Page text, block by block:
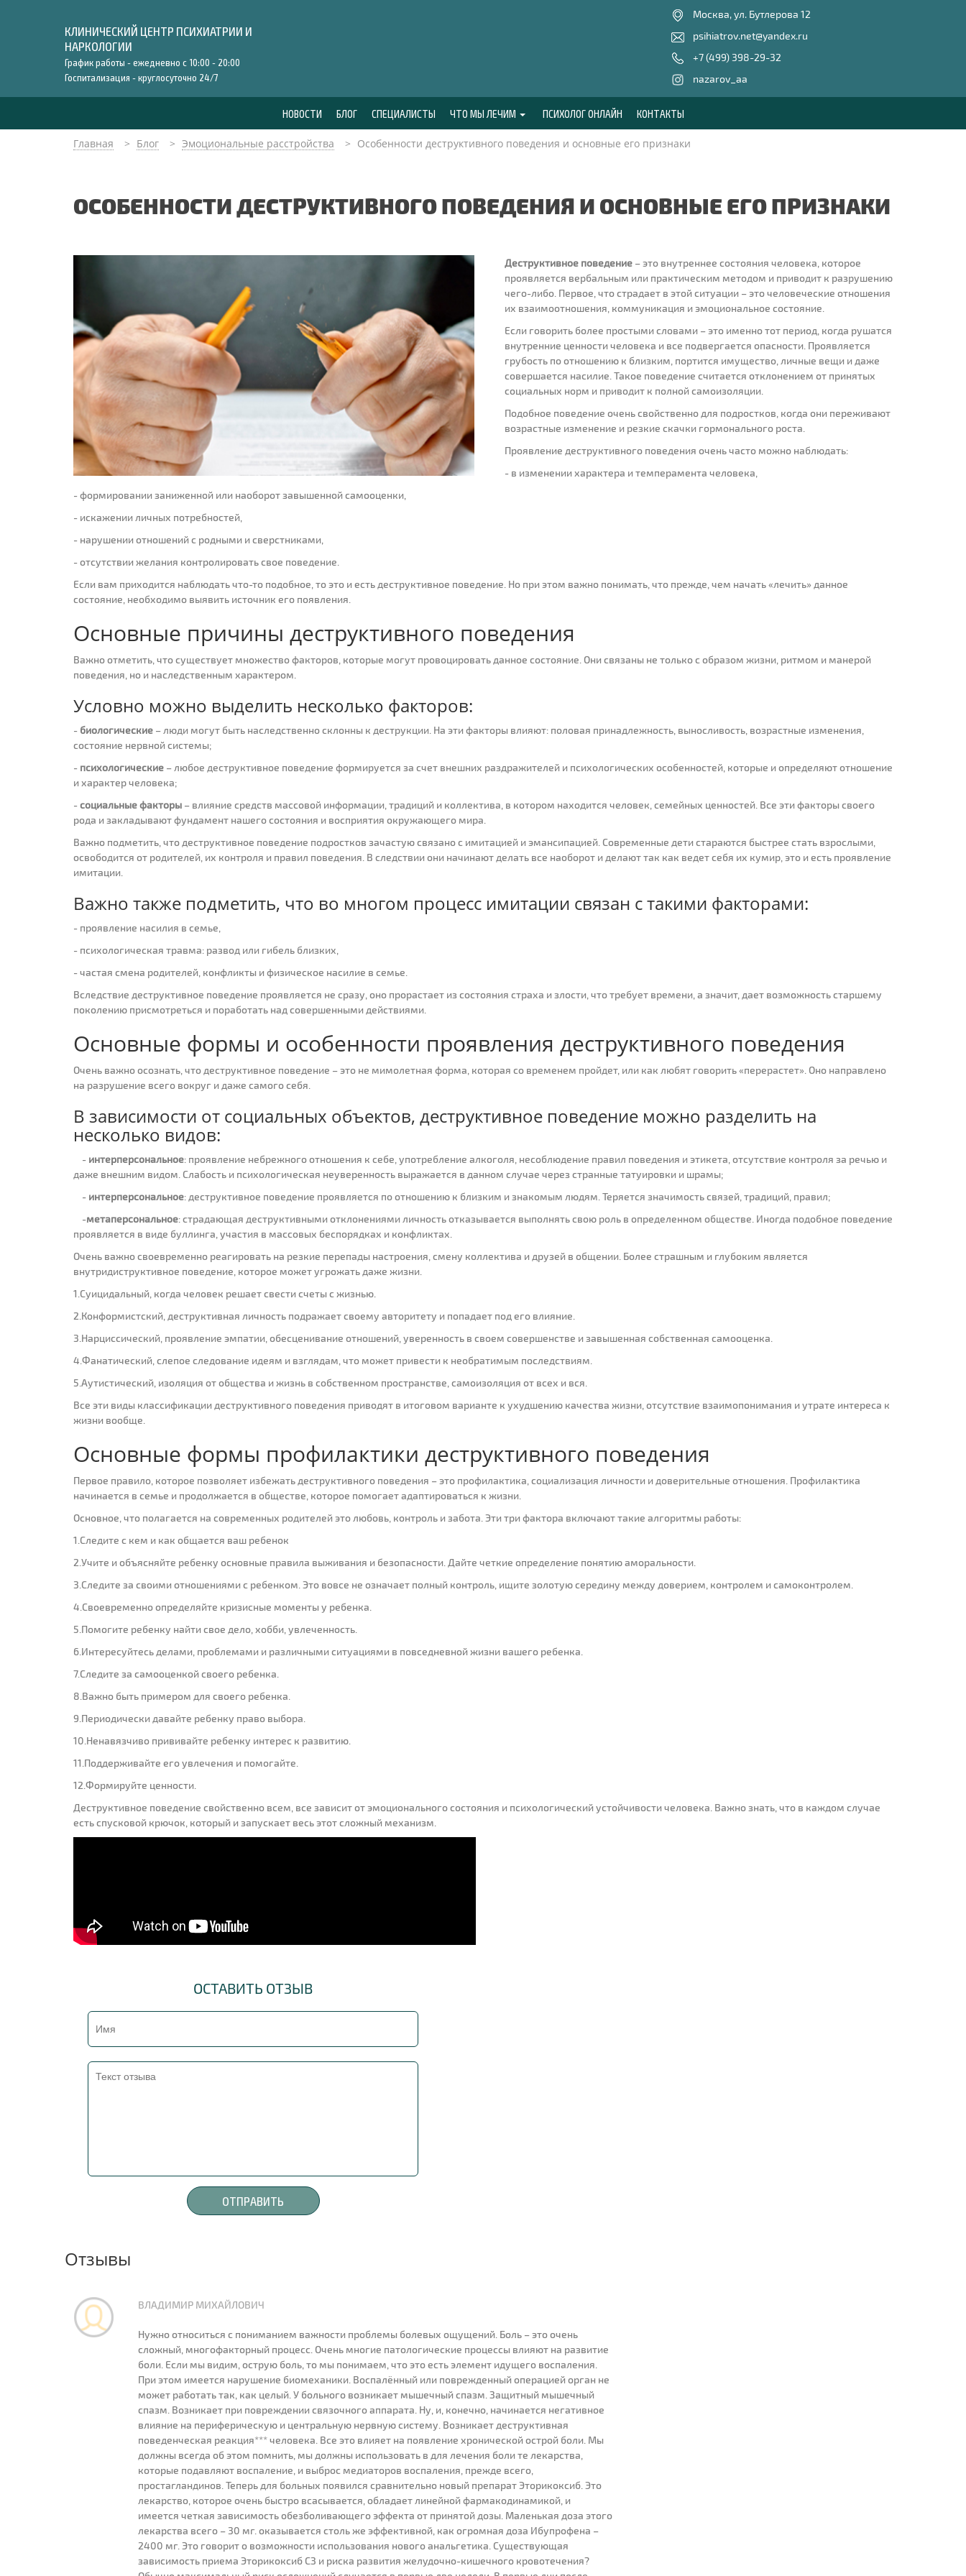
КЛИНИЧЕСКИЙ ЦЕНТР ПСИХИАТРИИ И
НАРКОЛОГИИ
График работы - ежедневно c 10:00 - 20:00
Госпитализация - круглосуточно 24/7
Москва, ул. Бутлерова 12
psihiatrov.net@yandex.ru
+7 (499) 398-29-32
nazarov_aa
НОВОСТИ БЛОГ СПЕЦИАЛИСТЫ ЧТО МЫ ЛЕЧИМ ПСИХОЛОГ ОНЛАЙН КОНТАКТЫ
Главная Блог Эмоциональные расстройства Особенности деструктивного поведения и основные его признаки
ОСОБЕННОСТИ ДЕСТРУКТИВНОГО ПОВЕДЕНИЯ И ОСНОВНЫЕ ЕГО ПРИЗНАКИ
Деструктивное поведение – это внутреннее состояния человека, которое
проявляется вербальным или практическим методом и приводит к разрушению
чего-либо. Первое, что страдает в этой ситуации – это человеческие отношения
их взаимоотношения, коммуникация и эмоциональное состояние.
Если говорить более простыми словами – это именно тот период, когда рушатся
внутренние ценности человека и все подвергается опасности. Проявляется
грубость по отношению к близким, портится имущество, личные вещи и даже
совершается насилие. Такое поведение считается отклонением от принятых
социальных норм и приводит к полной самоизоляции.
Подобное поведение очень свойственно для подростков, когда они переживают
возрастные изменение и резкие скачки гормонального роста.
Проявление деструктивного поведения очень часто можно наблюдать:
- в изменении характера и темперамента человека,
- формировании заниженной или наоборот завышенной самооценки,
- искажении личных потребностей,
- нарушении отношений с родными и сверстниками,
- отсутствии желания контролировать свое поведение.
Если вам приходится наблюдать что-то подобное, то это и есть деструктивное поведение. Но при этом важно понимать, что прежде, чем начать «лечить» данное
состояние, необходимо выявить источник его появления.
Основные причины деструктивного поведения
Важно отметить, что существует множество факторов, которые могут провоцировать данное состояние. Они связаны не только с образом жизни, ритмом и манерой
поведения, но и наследственным характером.
Условно можно выделить несколько факторов:
- биологические – люди могут быть наследственно склонны к деструкции. На эти факторы влияют: половая принадлежность, выносливость, возрастные изменения,
состояние нервной системы;
- психологические – любое деструктивное поведение формируется за счет внешних раздражителей и психологических особенностей, которые и определяют отношение
и характер человека;
-социальные факторы – влияние средств массовой информации, традиций и коллектива, в котором находится человек, семейных ценностей. Все эти факторы своего
рода и закладывают фундамент нашего состояния и восприятия окружающего мира.
Важно подметить, что деструктивное поведение подростков зачастую связано с имитацией и эмансипацией. Современные дети стараются быстрее стать взрослыми,
освободится от родителей, их контроля и правил поведения. В следствии они начинают делать все наоборот и делают так как ведет себя их кумир, это и есть проявление
имитации.
Важно также подметить, что во многом процесс имитации связан с такими факторами:
- проявление насилия в семье,
- психологическая травма: развод или гибель близких,
- частая смена родителей, конфликты и физическое насилие в семье.
Вследствие деструктивное поведение проявляется не сразу, оно прорастает из состояния страха и злости, что требует времени, а значит, дает возможность старшему
поколению присмотреться и поработать над совершенными действиями.
Основные формы и особенности проявления деструктивного поведения
Очень важно осознать, что деструктивное поведение – это не мимолетная форма, которая со временем пройдет, или как любят говорить «перерастет». Оно направлено
на разрушение всего вокруг и даже самого себя.
В зависимости от социальных объектов, деструктивное поведение можно разделить на
несколько видов:
- интерперсональное: проявление небрежного отношения к себе, употребление алкоголя, несоблюдение правил поведения и этикета, отсутствие контроля за речью и
даже внешним видом. Слабость и психологическая неуверенность выражается в данном случае через странные татуировки и шрамы;
- интерперсональное: деструктивное поведение проявляется по отношению к близким и знакомым людям. Теряется значимость связей, традиций, правил;
-метаперсональное: страдающая деструктивными отклонениями личность отказывается выполнять свою роль в определенном обществе. Иногда подобное поведение
проявляется в виде буллинга, участия в массовых беспорядках и конфликтах.
Очень важно своевременно реагировать на резкие перепады настроения, смену коллектива и друзей в общении. Более страшным и глубоким является
внутридиструктивное поведение, которое может угрожать даже жизни.
1.Суицидальный, когда человек решает свести счеты с жизнью.
2.Конформистский, деструктивная личность подражает своему авторитету и попадает под его влияние.
3.Нарциссический, проявление эмпатии, обесценивание отношений, уверенность в своем совершенстве и завышенная собственная самооценка.
4.Фанатический, слепое следование идеям и взглядам, что может привести к необратимым последствиям.
5.Аутистический, изоляция от общества и жизнь в собственном пространстве, самоизоляция от всех и вся.
Все эти виды классификации деструктивного поведения приводят в итоговом варианте к ухудшению качества жизни, отсутствие взаимопонимания и утрате интереса к
жизни вообще.
Основные формы профилактики деструктивного поведения
Первое правило, которое позволяет избежать деструктивного поведения – это профилактика, социализация личности и доверительные отношения. Профилактика
начинается в семье и продолжается в обществе, которое помогает адаптироваться к жизни.
Основное, что полагается на современных родителей это любовь, контроль и забота. Эти три фактора включают такие алгоритмы работы:
1.Следите с кем и как общается ваш ребенок
2.Учите и объясняйте ребенку основные правила выживания и безопасности. Дайте четкие определение понятию аморальности.
3.Следите за своими отношениями с ребенком. Это вовсе не означает полный контроль, ищите золотую середину между доверием, контролем и самоконтролем.
4.Своевременно определяйте кризисные моменты у ребенка.
5.Помогите ребенку найти свое дело, хобби, увлеченность.
6.Интересуйтесь делами, проблемами и различными ситуациями в повседневной жизни вашего ребенка.
7.Следите за самооценкой своего ребенка.
8.Важно быть примером для своего ребенка.
9.Периодически давайте ребенку право выбора.
10.Ненавязчиво прививайте ребенку интерес к развитию.
11.Поддерживайте его увлечения и помогайте.
12.Формируйте ценности.
Деструктивное поведение свойственно всем, все зависит от эмоционального состояния и психологический устойчивости человека. Важно знать, что в каждом случае
есть спусковой крючок, который и запускает весь этот сложный механизм.
ОСТАВИТЬ ОТЗЫВ
Отзывы
ВЛАДИМИР МИХАЙЛОВИЧ
Нужно относиться с пониманием важности проблемы болевых ощущений. Боль – это очень
сложный, многофакторный процесс. Очень многие патологические процессы влияют на развитие
боли. Если мы видим, острую боль, то мы понимаем, что это есть элемент идущего воспаления.
При этом имеется нарушение биомеханики. Воспалённый или поврежденный операцией орган не
может работать так, как целый. У больного возникает мышечный спазм. Защитный мышечный
спазм. Возникает при повреждении связочного аппарата. Ну, и, конечно, начинается негативное
влияние на периферическую и центральную нервную систему. Возникает деструктивная
поведенческая реакция*** человека. Все это влияет на появление хронической острой боли. Мы
должны всегда об этом помнить, мы должны использовать в для лечения боли те лекарства,
которые подавляют воспаление, и выброс медиаторов воспаления, прежде всего,
простагландинов. Теперь для больных появился сравнительно новый препарат Эторикоксиб. Это
лекарство, которое очень быстро всасывается, обладает линейной фармакодинамикой, и
имеется четкая зависимость обезболивающего эффекта от принятой дозы. Маленькая доза этого
лекарства всего – 30 мг. оказывается столь же эффективной, как огромная доза Ибупрофена –
2400 мг. Это говорит о возможности использования нового анальгетика. Существующая
зависимость приема Эторикоксиб СЗ и риска развития желудочно-кишечного кровотечения?